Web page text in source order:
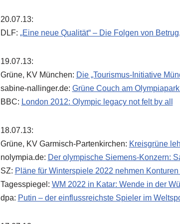
20.07.13:
DLF: „Eine neue Qualität“ – Die Folgen von
19.07.13:
Grüne, KV München: Die „Tourismus-Initiative
sabine-nallinger.de: Grüne Couch am
BBC: London 2012: Olympic legacy not felt by all
18.07.13:
Grüne, KV Garmisch-Partenkirchen: Kreisgrüne
nolympia.de: Der olympische Siemens-Konzern:
SZ: Pläne für Winterspiele 2022 nehmen Konturen
Tagesspiegel: WM 2022 in Katar: Wende in der
dpa: Putin – der einflussreichste Spieler im